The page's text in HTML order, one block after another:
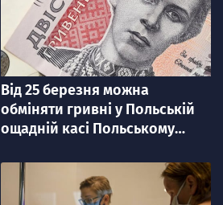
категорія
Від 25 березня можна
обміняти гривні у Польській
ощадній касі Польському